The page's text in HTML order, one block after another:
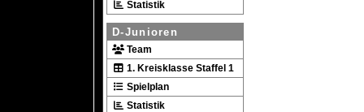
Statistik
D-Junioren
Team
1. Kreisklasse Staffel 1
Spielplan
Statistik